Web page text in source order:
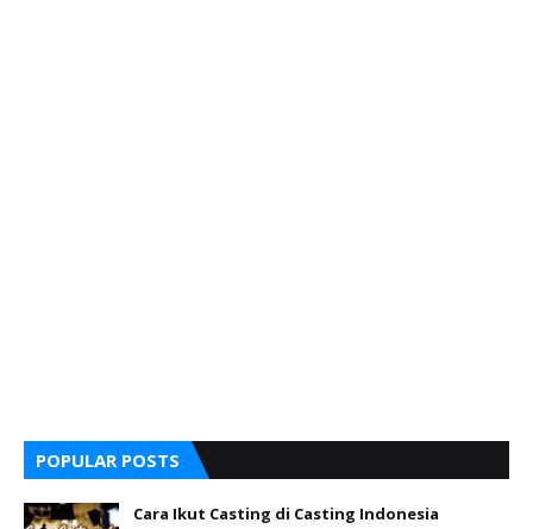
POPULAR POSTS
Cara Ikut Casting di Casting Indonesia